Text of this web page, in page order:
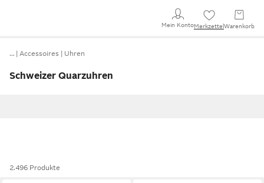
Mein KontoMerkzettel Warenkorb
… Accessoires Uhren
Schweizer Quarzuhren
2.496 Produkte